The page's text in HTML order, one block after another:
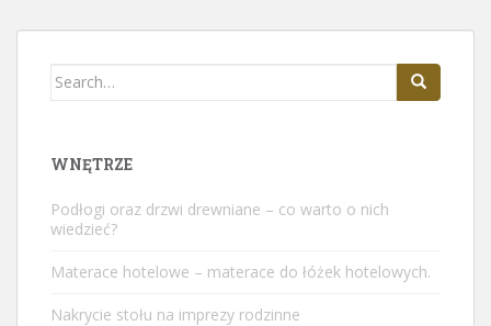
Search
WNĘTRZE
Podłogi oraz drzwi drewniane – co warto o nich
wiedzieć?
Materace hotelowe – materace do łóżek hotelowych.
Nakrycie stołu na imprezy rodzinne